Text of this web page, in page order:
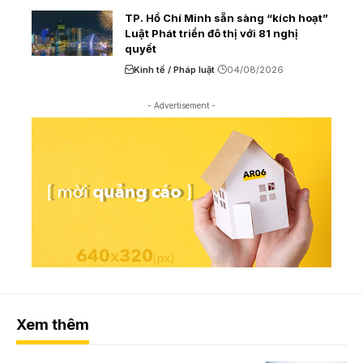
TP. Hồ Chí Minh sẵn sàng “kích hoạt”
Luật Phát triển đô thị với 81 nghị
quyết
Kinh tế / Pháp luật 04/08/2026
- Advertisement -
Xem thêm